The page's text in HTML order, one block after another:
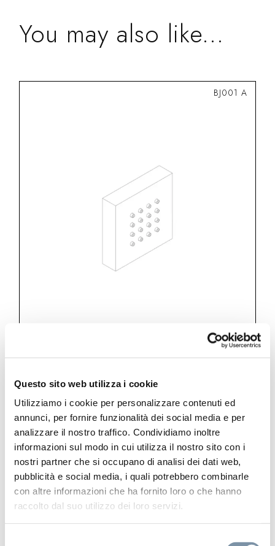
Questo sito web utilizza i cookie
Utilizziamo i cookie per personalizzare contenuti ed
annunci, per fornire funzionalità dei social media e per
analizzare il nostro traffico. Condividiamo inoltre
informazioni sul modo in cui utilizza il nostro sito con i
nostri partner che si occupano di analisi dei dati web,
pubblicità e social media, i quali potrebbero combinarle
con altre informazioni che ha fornito loro o che hanno
raccolto dal suo utilizzo dei loro servizi.
Shape Squared
You may also like...
BJ001 A
Kits and accessories SPA Home
Lateral body jet 65×65 mm
DC001 A